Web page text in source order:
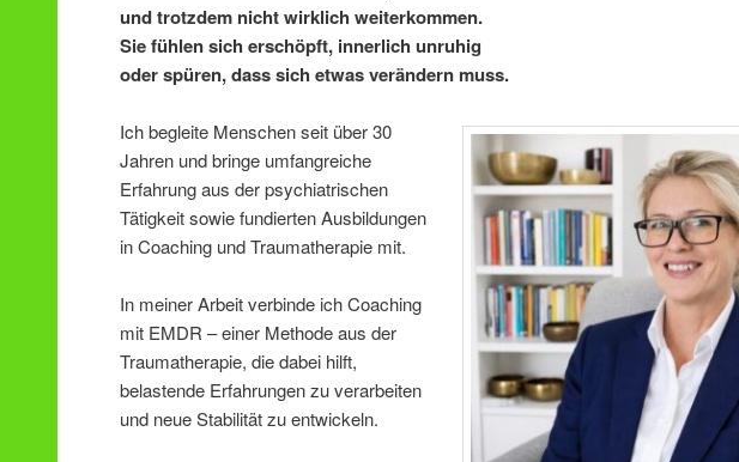
und trotzdem nicht wirklich weiterkommen.
Sie fühlen sich erschöpft, innerlich unruhig
oder spüren, dass sich etwas verändern muss.
Ich begleite Menschen seit über 30
Jahren und bringe umfangreiche
Erfahrung aus der psychiatrischen
Tätigkeit sowie fundierten Ausbildungen
in Coaching und Traumatherapie mit.
In meiner Arbeit verbinde ich Coaching
mit EMDR – einer Methode aus der
Traumatherapie, die dabei hilft,
belastende Erfahrungen zu verarbeiten
und neue Stabilität zu entwickeln.